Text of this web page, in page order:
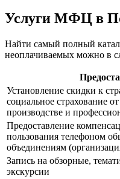
Услуги МФЦ в
Найти самый полный
неоплачиваемых можно в
Установление скидки к
социальное страхование
производстве и
Предоставление
пользования телефоном
объединениям
Запись на обзорные,
экскурсии